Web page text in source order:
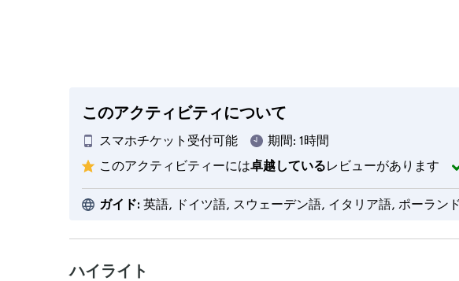
このアクティビティについて
スマホチケット受付可能 期間: 1時間
このアクティビティーには卓越しているレビューがあります
ガイド: 英語, ドイツ語, スウェーデン語, イタリア語, ポーラン
ハイライト